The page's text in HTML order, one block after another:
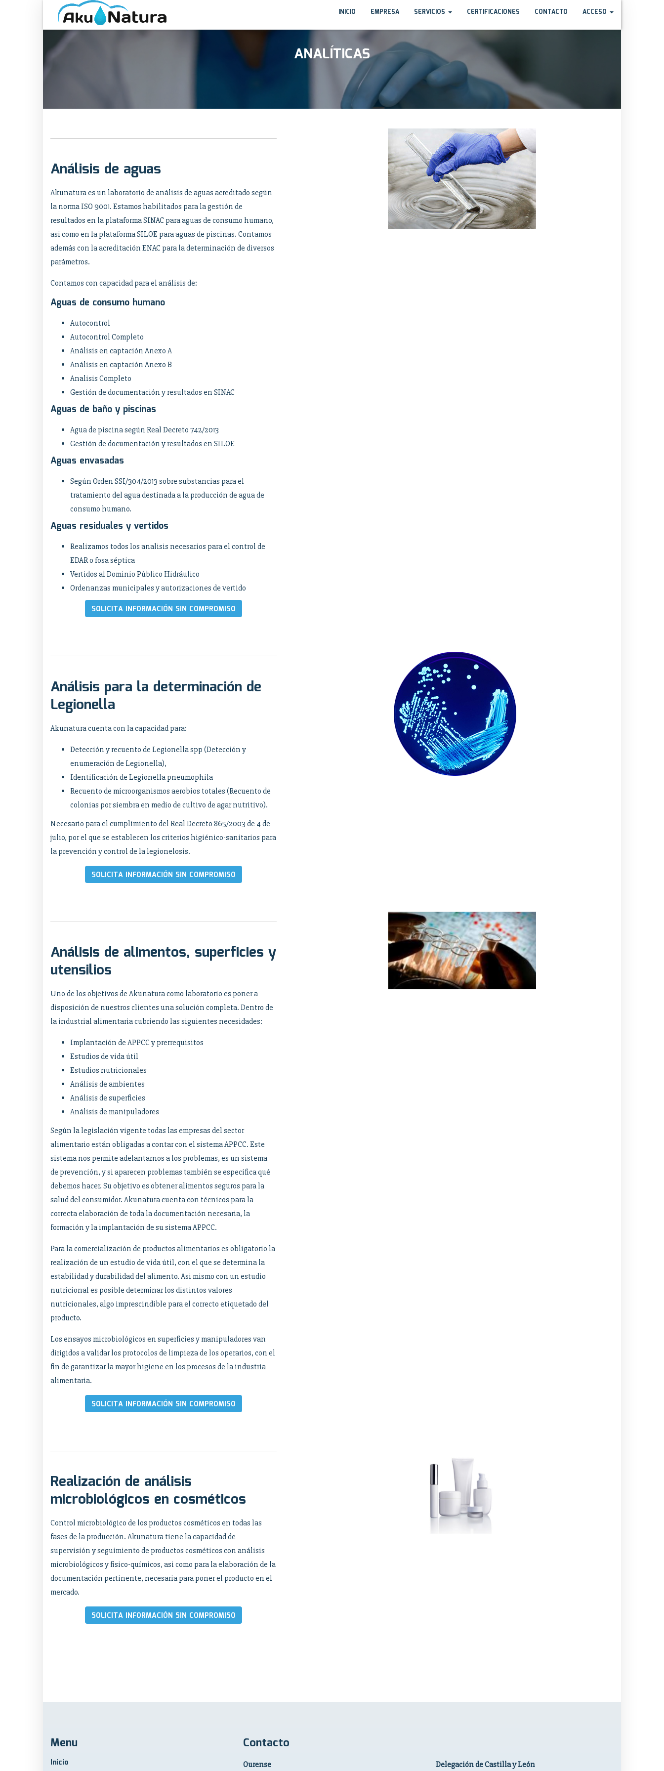
INICIO EMPRESA SERVICIOS CERTIFICACIONES CONTACTO ACCESO
ANALÍTICAS
Análisis de aguas
Akunatura es un laboratorio de análisis de aguas acreditado según
la norma ISO 9001. Estamos habilitados para la gestión de
resultados en la plataforma SINAC para aguas de consumo humano,
asi como en la plataforma SILOE para aguas de piscinas. Contamos
además con la acreditación ENAC para la determinación de diversos
parámetros.
Contamos con capacidad para el análisis de:
Aguas de consumo humano
Autocontrol
Autocontrol Completo
Análisis en captación Anexo A
Análisis en captación Anexo B
Analisis Completo
Gestión de documentación y resultados en SINAC
Aguas de baño y piscinas
Agua de piscina según Real Decreto 742/2013
Gestión de documentación y resultados en SILOE
Aguas envasadas
Según Orden SSI/304/2013 sobre substancias para el
tratamiento del agua destinada a la producción de agua de
consumo humano.
Aguas residuales y vertidos
Realizamos todos los analisis necesarios para el control de
EDAR o fosa séptica
Vertidos al Dominio Público Hidráulico
Ordenanzas municipales y autorizaciones de vertido
SOLICITA INFORMACIÓN SIN COMPROMISO
Análisis para la determinación de
Legionella
Akunatura cuenta con la capacidad para:
Detección y recuento de Legionella spp (Detección y
enumeración de Legionella),
Identificación de Legionella pneumophila
Recuento de microorganismos aerobios totales (Recuento de
colonias por siembra en medio de cultivo de agar nutritivo).
Necesario para el cumplimiento del Real Decreto 865/2003 de 4 de
julio, por el que se establecen los criterios higiénico-sanitarios para
la prevención y control de la legionelosis.
SOLICITA INFORMACIÓN SIN COMPROMISO
Análisis de alimentos, superficies y
utensilios
Uno de los objetivos de Akunatura como laboratorio es poner a
disposición de nuestros clientes una solución completa. Dentro de
la industrial alimentaria cubriendo las siguientes necesidades:
Implantación de APPCC y prerrequisitos
Estudios de vida útil
Estudios nutricionales
Análisis de ambientes
Análisis de superficies
Análisis de manipuladores
Según la legislación vigente todas las empresas del sector
alimentario están obligadas a contar con el sistema APPCC. Este
sistema nos permite adelantarnos a los problemas, es un sistema
de prevención, y si aparecen problemas también se especifica qué
debemos hacer. Su objetivo es obtener alimentos seguros para la
salud del consumidor. Akunatura cuenta con técnicos para la
correcta elaboración de toda la documentación necesaria, la
formación y la implantación de su sistema APPCC.
Para la comercialización de productos alimentarios es obligatorio la
realización de un estudio de vida útil, con el que se determina la
estabilidad y durabilidad del alimento. Asi mismo con un estudio
nutricional es posible determinar los distintos valores
nutricionales, algo imprescindible para el correcto etiquetado del
producto.
Los ensayos microbiológicos en superficies y manipuladores van
dirigidos a validar los protocolos de limpieza de los operarios, con el
fin de garantizar la mayor higiene en los procesos de la industria
alimentaria.
SOLICITA INFORMACIÓN SIN COMPROMISO
Realización de análisis
microbiológicos en cosméticos
Control microbiológico de los productos cosméticos en todas las
fases de la producción. Akunatura tiene la capacidad de
supervisión y seguimiento de productos cosméticos con análisis
microbiológicos y fisico-químicos, asi como para la elaboración de la
documentación pertinente, necesaria para poner el producto en el
mercado.
SOLICITA INFORMACIÓN SIN COMPROMISO
Menu
Inicio
Contacto
Ourense Delegación de Castilla y León